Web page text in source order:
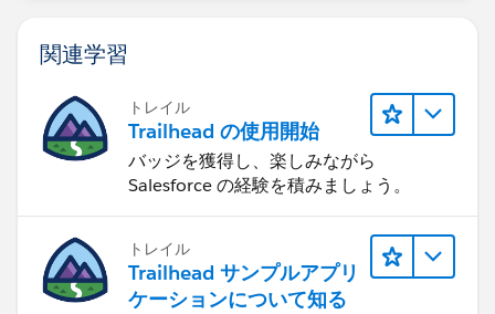
関連学習
トレイル
Trailhead の使用開始
バッジを獲得し、楽しみながら
Salesforce の経験を積みましょう。
トレイル
Trailhead サンプルアプリ
ケーションについて知る